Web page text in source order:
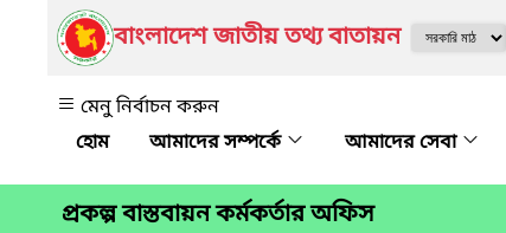
বাংলাদেশ জাতীয় তথ্য বাতায়ন
মেনু নির্বাচন করুন
আমাদের সম্পর্কে
আমাদের সেবা
প্রকল্প বাস্তবায়ন কর্মকর্তার অফিস